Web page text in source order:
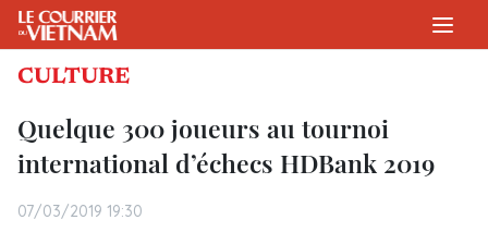
CULTURE
Quelque 300 joueurs au tournoi
international d’échecs HDBank 2019
07/03/2019 19:30